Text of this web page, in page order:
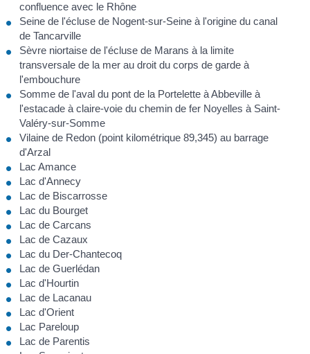
confluence avec le Rhône
Seine de l'écluse de Nogent-sur-Seine à l'origine du canal
de Tancarville
Sèvre niortaise de l'écluse de Marans à la limite
transversale de la mer au droit du corps de garde à
l'embouchure
Somme de l'aval du pont de la Portelette à Abbeville à
l'estacade à claire-voie du chemin de fer Noyelles à Saint-
Valéry-sur-Somme
Vilaine de Redon (point kilométrique 89,345) au barrage
d'Arzal
Lac Amance
Lac d'Annecy
Lac de Biscarrosse
Lac du Bourget
Lac de Carcans
Lac de Cazaux
Lac du Der-Chantecoq
Lac de Guerlédan
Lac d'Hourtin
Lac de Lacanau
Lac d'Orient
Lac Pareloup
Lac de Parentis